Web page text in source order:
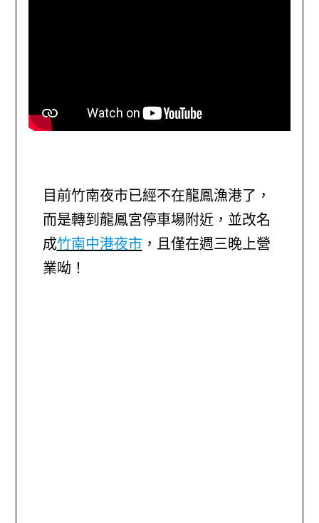
目前竹南夜市已經不在龍鳳漁港了，
而是轉到龍鳳宮停車場附近，並改名
成竹南中港夜市 ，且僅在週三晚上營
業呦！